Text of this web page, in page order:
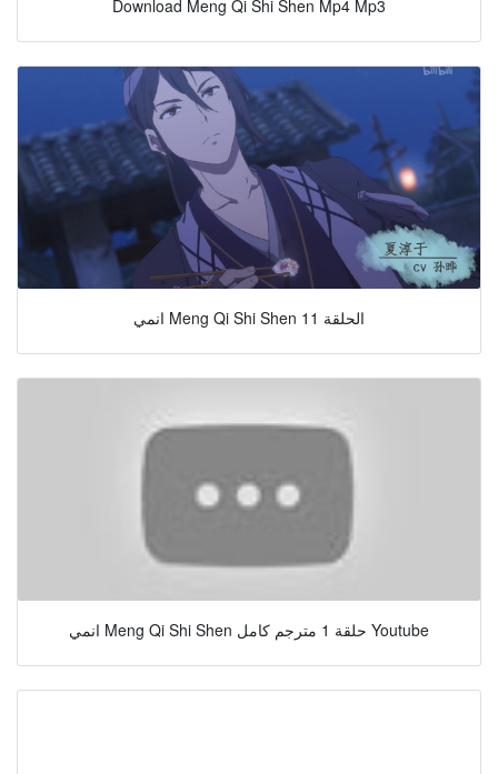
Download Meng Qi Shi Shen Mp4 Mp3
انمي Meng Qi Shi Shen الحلقة 11
انمي Meng Qi Shi Shen حلقة 1 مترجم كامل Youtube